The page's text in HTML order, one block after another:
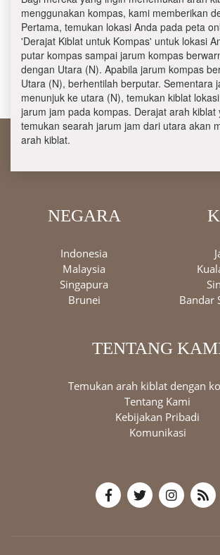
menggunakan kompas, kami memberikan
Pertama, temukan lokasi Anda pada peta
'Derajat Kiblat untuk Kompas' untuk lokasi
putar kompas sampai jarum kompas
dengan Utara (N). Apabila jarum kompas
Utara (N), berhentilah berputar. Sementara
menunjuk ke utara (N), temukan kiblat
jarum jam pada kompas. Derajat arah kiblat
temukan searah jarum jam dari utara akan
arah kiblat.
NEGARA
Indonesia
Malaysia
Singapura
Brunei
Bandar
TENTANG
Temukan arah kiblat dengan
Tentang Kami
Kebijakan Pribadi
Komunikasi